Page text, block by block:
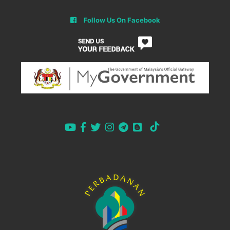
Follow Us On Facebook